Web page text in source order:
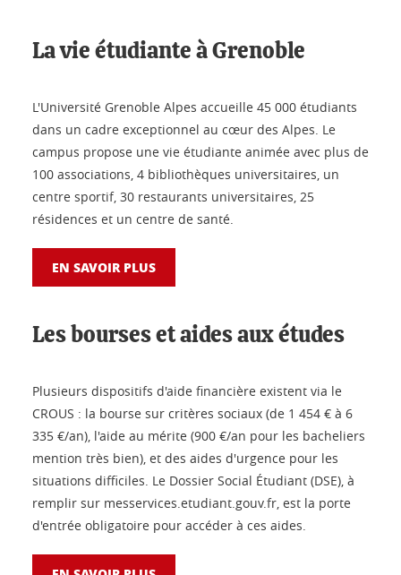
La vie étudiante à Grenoble
L'Université Grenoble Alpes accueille 45 000 étudiants
dans un cadre exceptionnel au cœur des Alpes. Le
campus propose une vie étudiante animée avec plus de
100 associations, 4 bibliothèques universitaires, un
centre sportif, 30 restaurants universitaires, 25
résidences et un centre de santé.
EN SAVOIR PLUS
Les bourses et aides aux études
Plusieurs dispositifs d'aide financière existent via le
CROUS : la bourse sur critères sociaux (de 1 454 € à 6
335 €/an), l'aide au mérite (900 €/an pour les bacheliers
mention très bien), et des aides d'urgence pour les
situations difficiles. Le Dossier Social Étudiant (DSE), à
remplir sur messervices.etudiant.gouv.fr, est la porte
d'entrée obligatoire pour accéder à ces aides.